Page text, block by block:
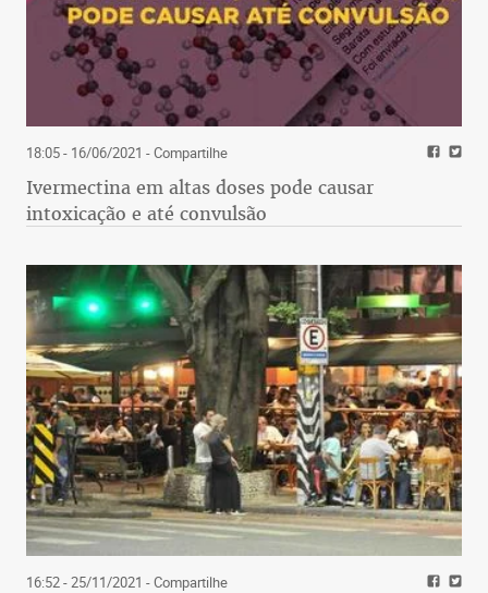
18:05 - 16/06/2021 - Compartilhe
Ivermectina em altas doses pode causar
intoxicação e até convulsão
16:52 - 25/11/2021 - Compartilhe